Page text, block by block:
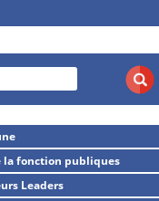
la fonction publiques
Leaders